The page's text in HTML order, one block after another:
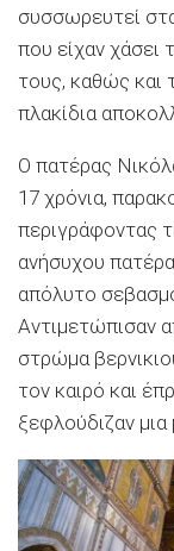
συσσωρευτεί
που είχαν χάσει
τους, καθώς και
πλακίδια
Ο πατέρας
17 χρόνια,
περιγράφοντας
ανήσυχου
απόλυτο
Αντιμετώπισαν
στρώμα
τον καιρό και
ξεφλούδιζαν μια